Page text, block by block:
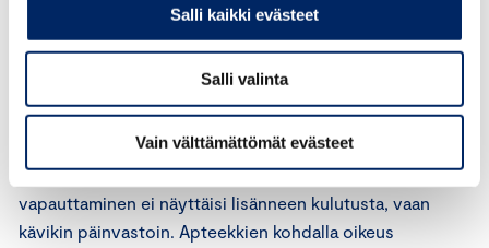
Salli kaikki evästeet
Salli valinta
Vain välttämättömät evästeet
myynti ja luopua teennäisistä myyntiaikojen
rajoituksista. Samalla voi harkita maltillisia
alkoholiveron korotuksia, jotta uudistus ei lisäisi
alkoholin kokonaiskulutusta. Tällä toimenpiteiden
yhdistelmällähän vuodenvaihteessa toteutettu
vapauttaminen ei näyttäisi lisänneen kulutusta, vaan
kävikin päinvastoin. Apteekkien kohdalla oikeus